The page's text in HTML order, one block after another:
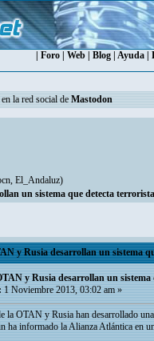
Foro| Web| Blog| Ayuda|
la red social de Mastodon
, El_Andaluz)
un sistema que detecta
y Rusia desarrollan un sistema
y Rusia desarrollan un sistema
1 Noviembre 2013, 03:02 am »
la OTAN y Rusia han desarrollado
ha informado la Alianza Atlántica en